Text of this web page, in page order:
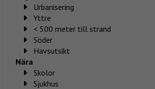
Urbanisering
Yttre
< 500 meter till strand
Söder
Havsutsikt
Nära
Skolor
Sjukhus